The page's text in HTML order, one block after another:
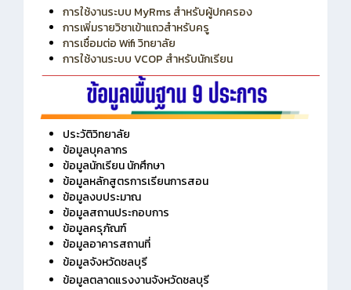
การใช้งานระบบ MyRms สำหรับผู้ปกครอง
การเพิ่มรายวิชาเข้าแถวสำหรับครู
การเชื่อมต่อ Wifi วิทยาลัย
การใช้งานระบบ VCOP สำหรับนักเรียน
ประวัติวิทยาลัย
ข้อมูลบุคลากร
ข้อมูลนักเรียน นักศึกษา
ข้อมูลหลักสูตรการเรียนการสอน
ข้อมูลงบประมาณ
ข้อมูลสถานประกอบการ
ข้อมูลครุภัณฑ์
ข้อมูลอาคารสถานที่
ข้อมูลจังหวัดชลบุรี
ข้อมูลตลาดแรงงานจังหวัดชลบุรี